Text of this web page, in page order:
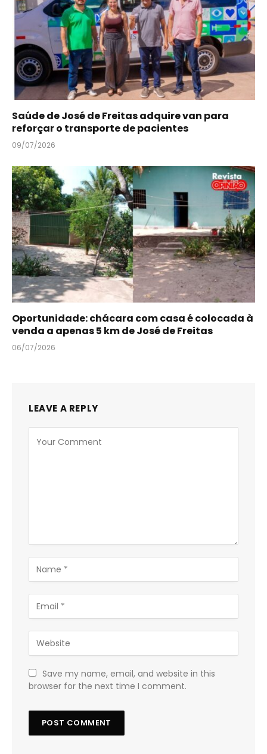
Saúde de José de Freitas adquire van para
reforçar o transporte de pacientes
09/07/2026
Oportunidade: chácara com casa é colocada à
venda a apenas 5 km de José de Freitas
06/07/2026
LEAVE A REPLY
Save my name, email, and website in this
browser for the next time I comment.